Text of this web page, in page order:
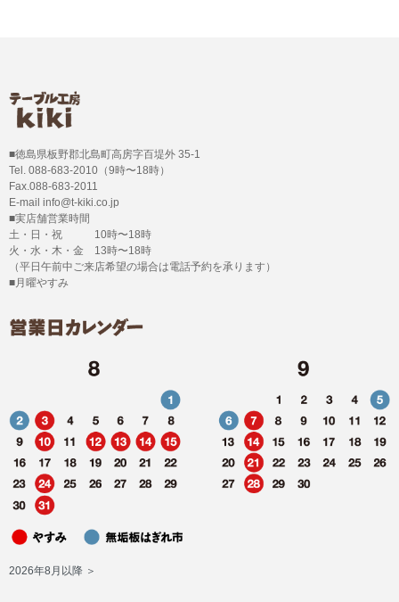
■徳島県板野郡北島町高房字百堤外 35-1
Tel. 088-683-2010（9時〜18時）
Fax.088-683-2011
E-mail info@t-kiki.co.jp
■実店舗営業時間
土・日・祝 10時〜18時
火・水・木・金 13時〜18時
（平日午前中ご来店希望の場合は電話予約を承ります）
■月曜やすみ
2026年8月以降 ＞